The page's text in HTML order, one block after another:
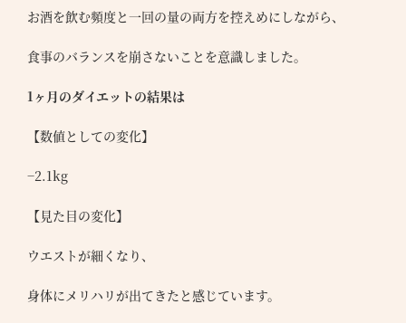
お酒を飲む頻度と一回の量の両方を控えめにしながら、
食事のバランスを崩さないことを意識しました。
1ヶ月のダイエットの結果は
【数値としての変化】
−2.1kg
【見た目の変化】
ウエストが細くなり、
身体にメリハリが出てきたと感じています。